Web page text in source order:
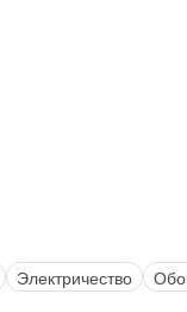
Электричество